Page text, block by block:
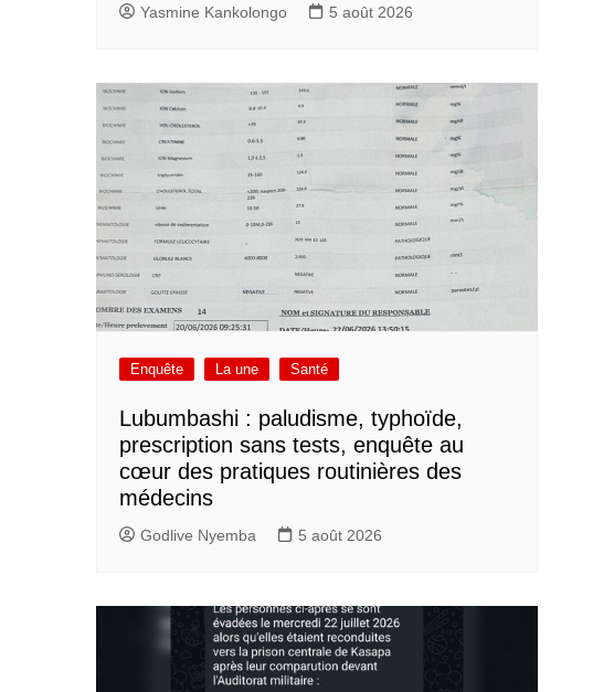
Yasmine Kankolongo 5 août 2026
Enquête La une Santé
Lubumbashi : paludisme, typhoïde,
prescription sans tests, enquête au
cœur des pratiques routinières des
médecins
Godlive Nyemba 5 août 2026